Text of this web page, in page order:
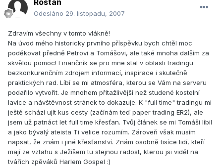
Rostan
Odesláno 29. listopadu, 2007
Zdravím všechny v tomto vlákně!
Na úvod mého historicky prvního příspěvku bych chtěl moc
poděkovat předně Petrovi a Tomášovi, ale také mnoha dalším za
skvělou pomoc! Finančník se pro mne stal v oblasti tradingu
bezkonkurenčním zdrojem informací, inspirace i skutečně
praktických rad. Líbí se mi atmosféra, kterou se Vám na serveru
podařilo vytvořit. Je mnohem přitažlivější než studené kostelní
lavice a návštěvnost stránek to dokazuje. K "full time" tradingu mi
ještě schází ujít kus cesty (začínám teď paper trading ER2), ale
jsem už patnáct let full time křesťan. Tvůj článek se mi Tomáši líbil
a jako bývalý ateista Ti velice rozumím. Zároveň však musím
napsat, že znám i jiné křesťanství. Znám osobně tisíce lidí, kteří
mají ze vztahu s Ježíšem tu stejnou radost, kterou jsi viděl na
tvářích zpěváků Harlem Gospel :)